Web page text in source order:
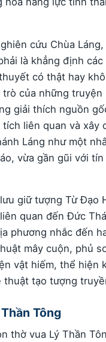
cứu Chùa
là khẳng định
có thật hay
trò của những truyện
giải thích nguồn
liên quan và xây
Láng như một
vừa gần gũi với
giữ tượng Từ Đạo
quan đến Đức
phương nhắc đến
mây cuộn, phủ
vật hiếm, thể hiện
thuật tạo tượng
Tông
thờ vua Lý Thần